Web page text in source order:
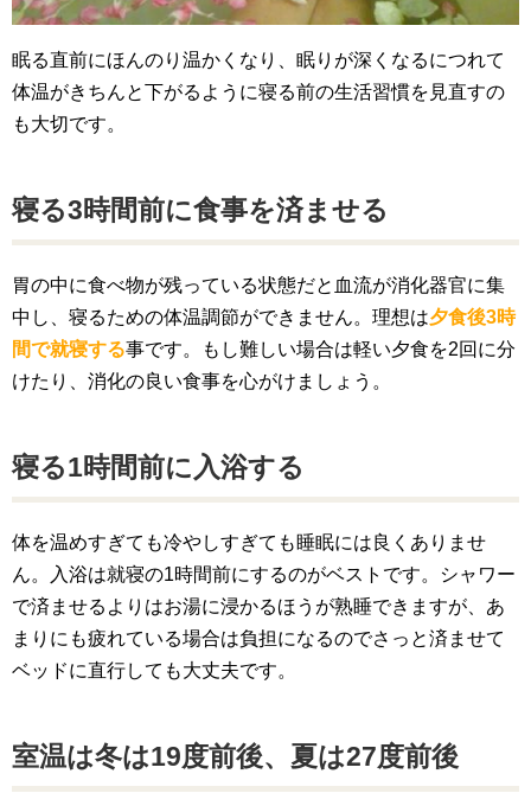
眠る直前にほんのり温かくなり、眠りが深くなるにつれて
体温がきちんと下がるように寝る前の生活習慣を見直すの
も大切です。
寝る3時間前に食事を済ませる
胃の中に食べ物が残っている状態だと血流が消化器官に集
中し、寝るための体温調節ができません。理想は夕食後3時
間で就寝する事です。もし難しい場合は軽い夕食を2回に分
けたり、消化の良い食事を心がけましょう。
寝る1時間前に入浴する
体を温めすぎても冷やしすぎても睡眠には良くありませ
ん。入浴は就寝の1時間前にするのがベストです。シャワー
で済ませるよりはお湯に浸かるほうが熟睡できますが、あ
まりにも疲れている場合は負担になるのでさっと済ませて
ベッドに直行しても大丈夫です。
室温は冬は19度前後、夏は27度前後